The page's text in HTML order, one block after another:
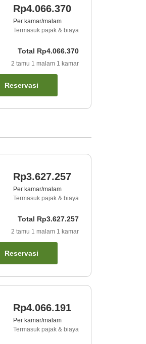
Rp4.066.370
Per kamar/malam
Termasuk pajak & biaya
Total Rp4.066.370
2 tamu 1 malam 1 kamar
Reservasi
Rp3.627.257
Per kamar/malam
Termasuk pajak & biaya
Total Rp3.627.257
2 tamu 1 malam 1 kamar
Reservasi
Rp4.066.191
Per kamar/malam
Termasuk pajak & biaya